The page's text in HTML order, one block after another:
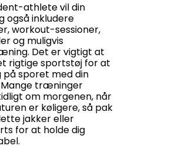
athlete vil din
også inkludere
workout-sessioner,
og muligvis
Det er vigtigt at
rigtige sportstøj for at
på sporet med din
Mange træninger
om morgenen, når
er køligere, så pak
jakker eller
for at holde dig